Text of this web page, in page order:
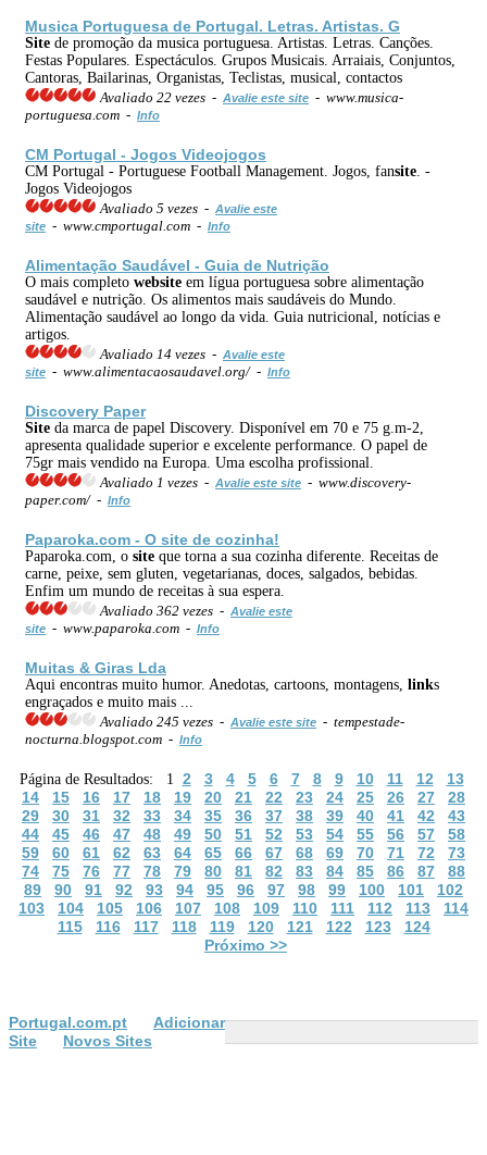
Musica Portuguesa de Portugal. Letras. Artistas. G
Site de promoção da musica portuguesa. Artistas. Letras. Canções.
Festas Populares. Espectáculos. Grupos Musicais. Arraiais, Conjuntos,
Cantoras, Bailarinas, Organistas, Teclistas, musical, contactos
Avaliado 22 vezes - Avalie este site - www.musica-
portuguesa.com - Info
CM Portugal - Jogos Videojogos
CM Portugal - Portuguese Football Management. Jogos, fansite . -
Jogos Videojogos
Avaliado 5 vezes - Avalie este
site - www.cmportugal.com - Info
Alimentação Saudável - Guia de Nutrição
O mais completo website em lígua portuguesa sobre alimentação
saudável e nutrição. Os alimentos mais saudáveis do Mundo.
Alimentação saudável ao longo da vida. Guia nutricional, notícias e
artigos.
Avaliado 14 vezes - Avalie este
site - www.alimentacaosaudavel.org/ - Info
Discovery Paper
Site da marca de papel Discovery. Disponível em 70 e 75 g.m-2,
apresenta qualidade superior e excelente performance. O papel de
75gr mais vendido na Europa. Uma escolha profissional.
Avaliado 1 vezes - Avalie este site - www.discovery-
paper.com/ - Info
Paparoka.com - O site de cozinha!
Paparoka.com, o site que torna a sua cozinha diferente. Receitas de
carne, peixe, sem gluten, vegetarianas, doces, salgados, bebidas.
Enfim um mundo de receitas à sua espera.
Avaliado 362 vezes - Avalie este
site - www.paparoka.com - Info
Muitas & Giras Lda
Aqui encontras muito humor. Anedotas, cartoons, montagens, links
engraçados e muito mais ...
Avaliado 245 vezes - Avalie este site - tempestade-
nocturna.blogspot.com - Info
Página de Resultados: 1 2 3 4 5 6 7 8 9 10 11 12
13
14
15 16 17 18 19 20 21 22 23 24 25 26 27
28
29
30 31 32 33 34 35 36 37 38 39 40 41 42
43
44
45 46 47 48 49 50 51 52 53 54 55 56 57
58
59
60 61 62 63 64 65 66 67 68 69 70 71 72
73
74
75 76 77 78 79 80 81 82 83 84 85 86 87
88
89
90 91 92 93 94 95 96 97 98 99 100 101
102
103
104 105 106 107 108 109 110 111 112 113
114
115
116 117 118 119 120 121 122 123
124
Próximo >>
Portugal.com.pt
Adicionar
Site
Novos Sites